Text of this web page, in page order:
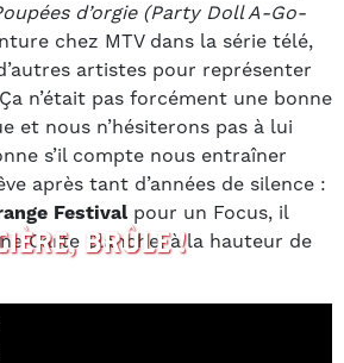
d’orgie (Party Doll A-Go-
chez MTV dans la série télé,
artistes pour représenter
n’était pas forcément une bonne
et nous n’hésiterons pas à lui
s’il compte nous entraîner
après tant d’années de silence :
Festivalpour un Focus, il
Carte Blanche, à la hauteur de
BRÛLE !
UNE CAGE